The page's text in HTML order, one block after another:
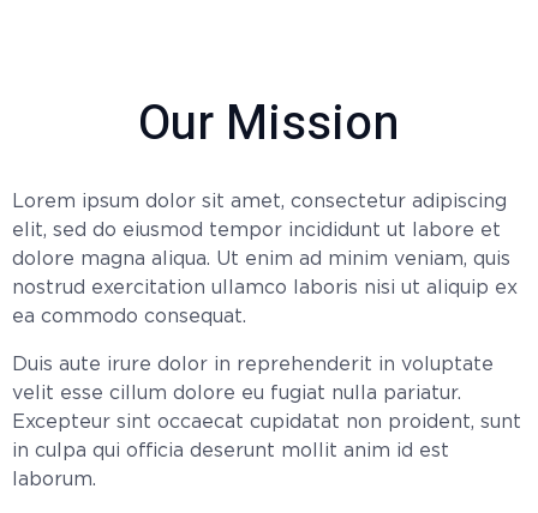
Our Mission
Lorem ipsum dolor sit amet, consectetur adipiscing
elit, sed do eiusmod tempor incididunt ut labore et
dolore magna aliqua. Ut enim ad minim veniam, quis
nostrud exercitation ullamco laboris nisi ut aliquip ex
ea commodo consequat.
Duis aute irure dolor in reprehenderit in voluptate
velit esse cillum dolore eu fugiat nulla pariatur.
Excepteur sint occaecat cupidatat non proident, sunt
in culpa qui officia deserunt mollit anim id est
laborum.